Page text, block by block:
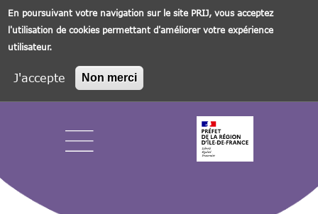
En poursuivant votre navigation sur le site PRIJ, vous acceptez
l'utilisation de cookies permettant d'améliorer votre expérience
utilisateur.
J'accepte Non merci